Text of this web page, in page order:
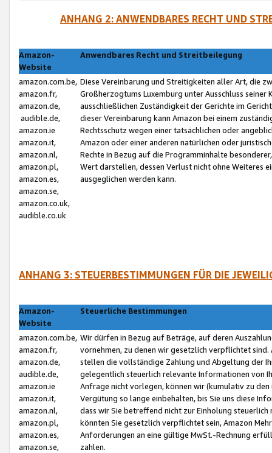
ANHANG 2: ANWENDBARES RECHT UND
Amazon-
Website
Anwendbares Recht und Streitbeilegung
amazon.com.be,
amazon.fr,
amazon.de,
audible.de,
amazon.ie
amazon.it,
amazon.nl,
amazon.pl,
amazon.es,
amazon.se,
amazon.co.uk,
audible.co.uk
Diese Vereinbarung und Streitigkeiten aller Art, die
Großherzogtums Luxemburg unter Ausschluss
ausschließlichen Zuständigkeit der Gerichte im
dieser Vereinbarung kann Amazon bei einem
Rechtsschutz wegen einer tatsächlichen oder
Amazon oder einer anderen natürlichen oder
Rechte in Bezug auf die Programminhalte
Wert darstellen, dessen Verlust nicht ohne Weiteres
ausgeglichen werden kann.
ANHANG 3: STEUERBESTIMMUNGEN FÜR DIE
Amazon-
Website
Steuerliche Bestimmungen
amazon.com.be,
amazon.fr,
amazon.de,
audible.de,
amazon.ie
amazon.it,
amazon.nl,
amazon.pl,
amazon.es,
amazon.se,
Wir dürfen in Bezug auf Beträge, auf deren
vornehmen, zu denen wir gesetzlich verpflichtet
stellen die vollständige Zahlung und Abgeltung der
gelegentlich steuerlich relevante Informationen von
Anfrage nicht vorlegen, können wir (kumulativ zu
Vergütung so lange einbehalten, bis Sie uns diese
dass wir Sie betreffend nicht zur Einholung
könnten Sie gesetzlich verpflichtet sein, Amazon
Anforderungen an eine gültige MwSt.-Rechnung
zahlen.